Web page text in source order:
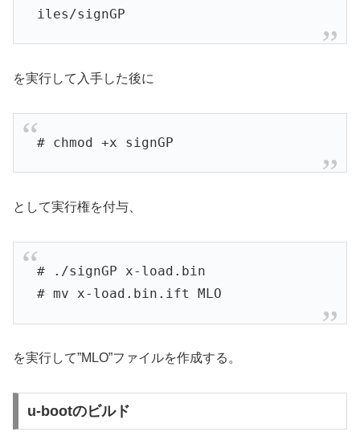
iles/signGP
を実行して入手した後に
# chmod +x signGP
として実行権を付与、
# ./signGP x-load.bin
# mv x-load.bin.ift MLO
を実行して”MLO”ファイルを作成する。
u-bootのビルド